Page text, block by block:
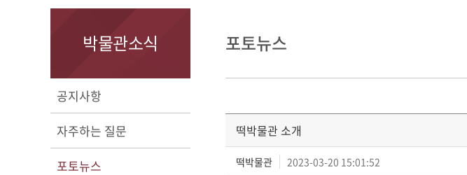
박물관소식
공지사항
자주하는 질문
포토뉴스
포토뉴스
떡박물관 소개
떡박물관 2023-03-20 15:01:52